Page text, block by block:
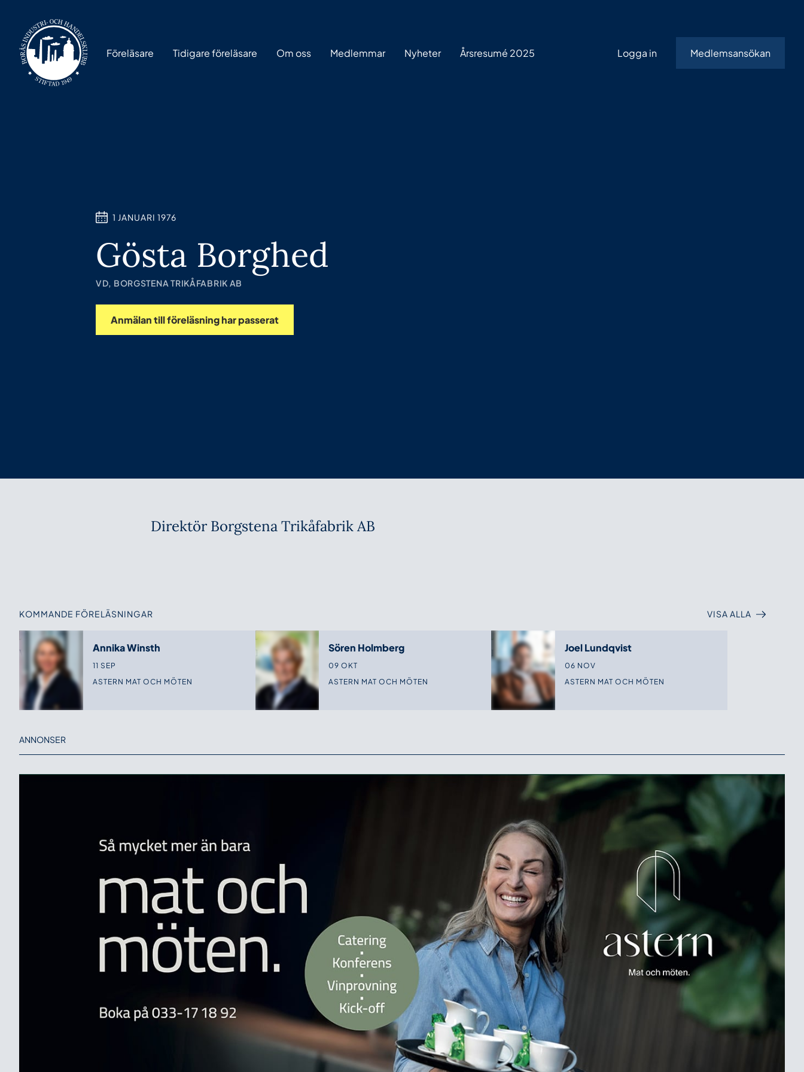
Föreläsare Tidigare föreläsare Om oss Medlemmar Nyheter Årsresumé 2025 Logga in Medlemsansökan
1 JANUARI 1976
Gösta Borghed
VD, BORGSTENA TRIKÅFABRIK AB
Anmälan till föreläsning har passerat
Direktör Borgstena Trikåfabrik AB
KOMMANDE FÖRELÄSNINGAR VISA ALLA
Annika Winsth
11 SEP
ASTERN MAT OCH MÖTEN
Sören Holmberg
09 OKT
ASTERN MAT OCH MÖTEN
Joel Lundqvist
06 NOV
ASTERN MAT OCH MÖTEN
ANNONSER